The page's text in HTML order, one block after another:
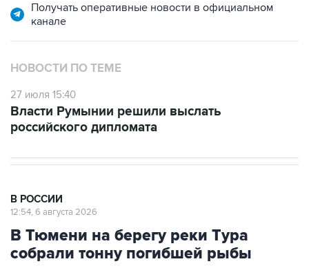
Получать оперативные новости в официальном
канале
НОВОСТИ ПО ТЕМЕ
27 июля 15:40
Власти Румынии решили выслать
российского дипломата
В РОССИИ
12:54, 6 августа 2026
В Тюмени на берегу реки Тура
собрали тонну погибшей рыбы